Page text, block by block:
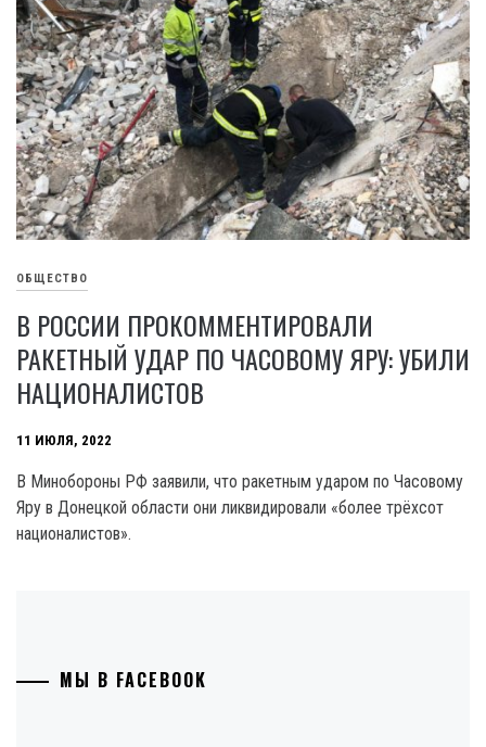
ОБЩЕСТВО
В РОССИИ ПРОКОММЕНТИРОВАЛИ
РАКЕТНЫЙ УДАР ПО ЧАСОВОМУ ЯРУ: УБИЛИ
НАЦИОНАЛИСТОВ
11 ИЮЛЯ, 2022
В Минобороны РФ заявили, что ракетным ударом по Часовому
Яру в Донецкой области они ликвидировали «более трёхсот
националистов».
МЫ В FACEBOOK